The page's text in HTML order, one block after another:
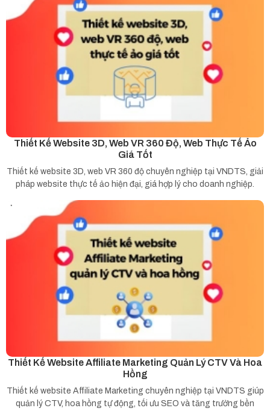
Thiết Kế Website 3D, Web VR 360 Độ, Web Thực Tế Ảo
Giá Tốt
Thiết kế website 3D, web VR 360 độ chuyên nghiệp tại VNDTS, giải
pháp website thực tế ảo hiện đại, giá hợp lý cho doanh nghiệp.
Thiết Kế Website Affiliate Marketing Quản Lý CTV Và Hoa
Hồng
Thiết kế website Affiliate Marketing chuyên nghiệp tại VNDTS giúp
quản lý CTV, hoa hồng tự động, tối ưu SEO và tăng trưởng bền